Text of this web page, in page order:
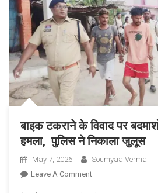
गिरफ्तार,
बेचने
के
फिराक
था
आरोपी,
कैश
भी
बाइक टकराने के विवाद पर
हमला, पुलिस ने निकाला जुलूस
May 7, 2026
Soumyaa Verma
Leave A CommentOn